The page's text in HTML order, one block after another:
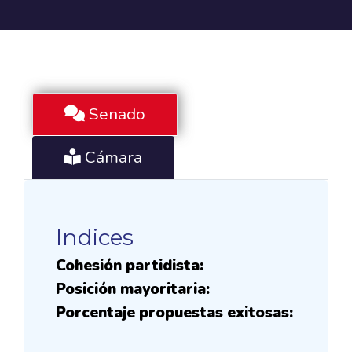
Senado
Cámara
Indices
Cohesión partidista:
Posición mayoritaria:
Porcentaje propuestas exitosas: